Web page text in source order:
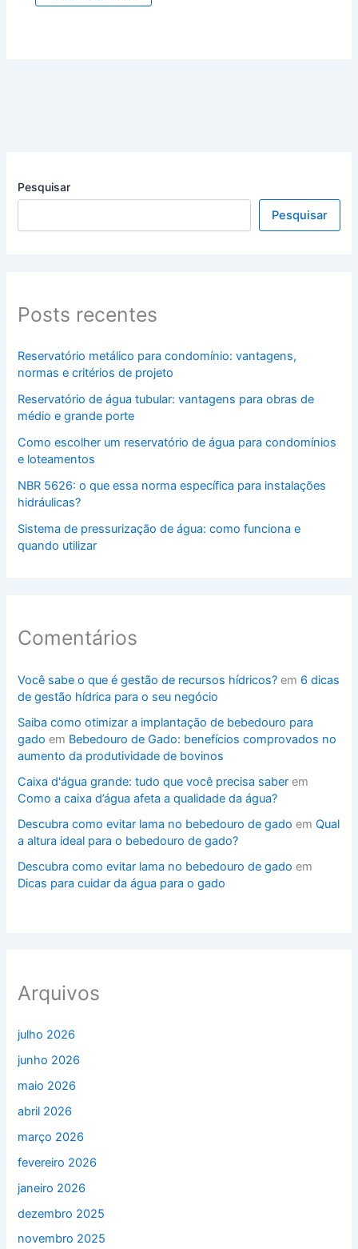
Pesquisar
Pesquisar
Posts recentes
Reservatório metálico para condomínio: vantagens,
normas e critérios de projeto
Reservatório de água tubular: vantagens para obras de
médio e grande porte
Como escolher um reservatório de água para condomínios
e loteamentos
NBR 5626: o que essa norma específica para instalações
hidráulicas?
Sistema de pressurização de água: como funciona e
quando utilizar
Comentários
Você sabe o que é gestão de recursos hídricos? em 6 dicas
de gestão hídrica para o seu negócio
Saiba como otimizar a implantação de bebedouro para
gado em Bebedouro de Gado: benefícios comprovados no
aumento da produtividade de bovinos
Caixa d'água grande: tudo que você precisa saber em
Como a caixa d’água afeta a qualidade da água?
Descubra como evitar lama no bebedouro de gado emQual
a altura ideal para o bebedouro de gado?
Descubra como evitar lama no bebedouro de gado em
Dicas para cuidar da água para o gado
Arquivos
julho 2026
junho 2026
maio 2026
abril 2026
março 2026
fevereiro 2026
janeiro 2026
dezembro 2025
novembro 2025